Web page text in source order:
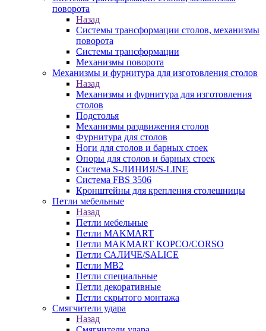
поворота
Назад
Системы трансформации столов, механизмы
поворота
Системы трансформации
Механизмы поворота
Механизмы и фурнитура для изготовления столов
Назад
Механизмы и фурнитура для изготовления
столов
Подстолья
Механизмы раздвижения столов
Фурнитура для столов
Ноги для столов и барных стоек
Опоры для столов и барных стоек
Система S-ЛИНИЯ/S-LINE
Система FBS 3506
Кронштейны для крепления столешницы
Петли мебельные
Назад
Петли мебельные
Петли MAKMART
Петли MAKMART КОРСО/CORSO
Петли САЛИЧЕ/SALICE
Петли MB2
Петли специальные
Петли декоративные
Петли скрытого монтажа
Смягчители удара
Назад